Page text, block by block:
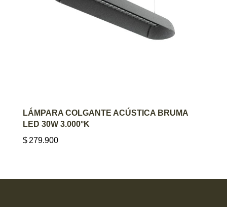
AGREGAR AL CARRITO
LÁMPARA COLGANTE ACÚSTICA BRUMA
LED 30W 3.000°K
$ 279.900